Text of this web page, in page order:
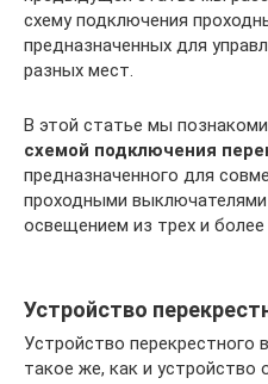
схему подключения
предназначенных для
разных мест.
В этой статье мы
схемой подключения
предназначенного для
проходными выключателями
освещением из трех и более
Устройство
Устройство перекрестного
такое же, как и устройство